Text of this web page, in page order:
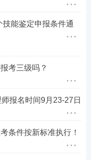
能鉴定申报条件通
考三级吗？
报名时间9月23-27日
条件按新标准执行！